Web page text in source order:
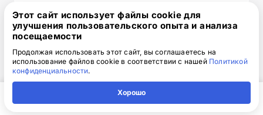
от 15 850 ₽ скидка: 2 000 ₽
Выдаваемый документ
профессиональной
Формат
Онлайн (дистанционный)
с применением ДОТ.
Этот сайт использует файлы cookie для
улучшения пользовательского опыта и анализа
посещаемости
Продолжая использовать этот сайт, вы соглашаетесь на
использование файлов cookie в соответствии с нашей Политикой
конфиденциальности.
Хорошо